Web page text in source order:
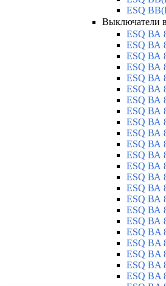
ESQ
Выключатели
ESQ ВА
ESQ ВА
ESQ ВА
ESQ ВА
ESQ ВА
ESQ ВА
ESQ ВА
ESQ ВА
ESQ ВА
ESQ ВА
ESQ ВА
ESQ ВА
ESQ ВА
ESQ ВА
ESQ ВА
ESQ ВА
ESQ ВА
ESQ ВА
ESQ BA
ESQ BA
ESQ BA
ESQ BA
ESQ BA